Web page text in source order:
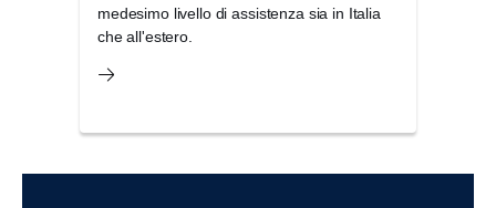
medesimo livello di assistenza sia in Italia
che all'estero.